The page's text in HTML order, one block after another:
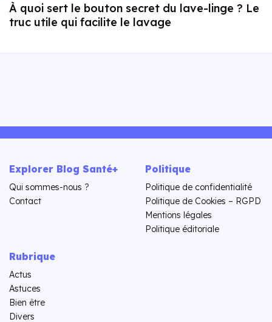
À quoi sert le bouton secret du lave-linge ? Le
truc utile qui facilite le lavage
Explorer Blog Santé+
Qui sommes-nous ?
Contact
Politique
Politique de confidentialité
Politique de Cookies – RGPD
Mentions légales
Politique éditoriale
Rubrique
Actus
Astuces
Bien être
Divers